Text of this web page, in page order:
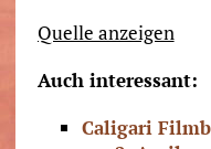
Quelle anzeigen
Auch interessant:
Caligari